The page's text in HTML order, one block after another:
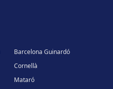
Barcelona Guinardó
Cornellà
Mataró